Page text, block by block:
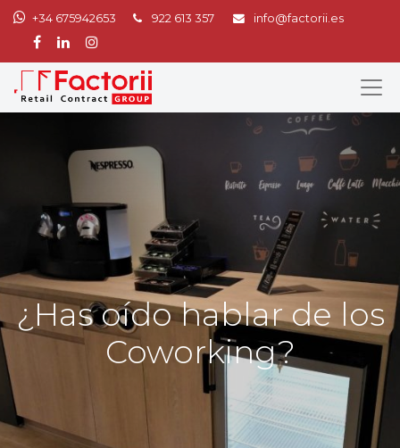
+34 675942653 922 613 357 info@factorii.es
¿Has oído hablar de los
Coworking?